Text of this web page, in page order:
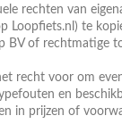
rechten van
te
of rechtmatige
recht voor om
en
in prijzen of